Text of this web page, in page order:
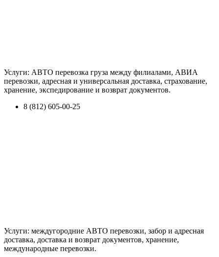
Услуги: АВТО перевозка груза между филиалами, АВИА
перевозки, адресная и универсальная доставка, страхование,
хранение, экспедирование и возврат документов.
8 (812) 605-00-25
Услуги: междугородние АВТО перевозки, забор и адресная
доставка, доставка и возврат документов, хранение,
международные перевозки.